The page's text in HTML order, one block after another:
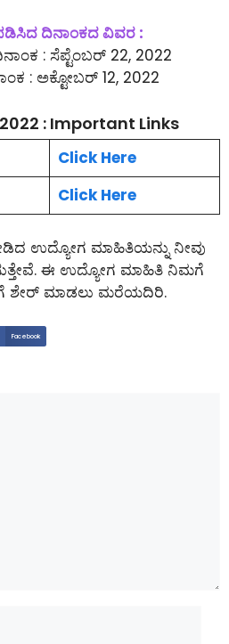
ದಿನಾಂಕದ ವಿವರ :
: ಸೆಪ್ಟೆಂಬರ್ 22, 2022
: ಅಕ್ಟೋಬರ್ 12, 2022
: Important Links
Click Here
Click Here
ಉದ್ಯೋಗ ಮಾಹಿತಿಯನ್ನು ನೀವು
ಈ ಉದ್ಯೋಗ ಮಾಹಿತಿ ನಿಮಗೆ
ಶೇರ್ ಮಾಡಲು ಮರೆಯದಿರಿ.
Facebook